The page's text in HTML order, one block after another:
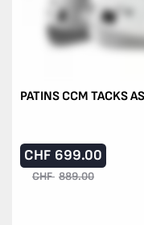
PATINS CCM TACKS
CHF 699.00
CHF 889.00